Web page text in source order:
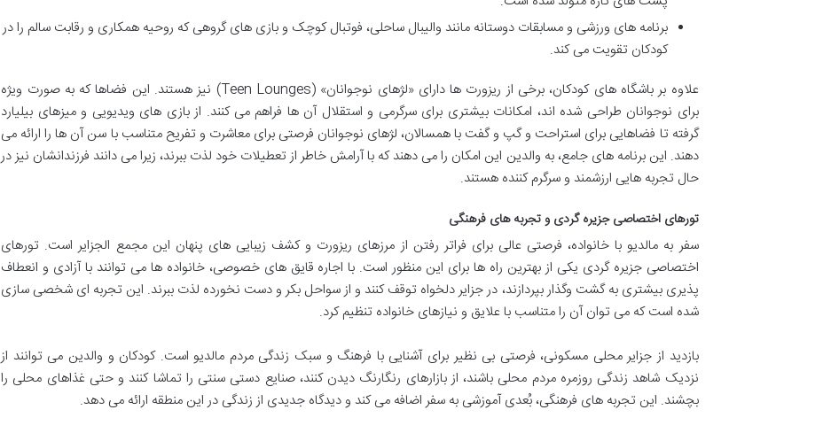
برنامه های ورزشی و مسابقات دوستانه مانند والیبال ساحلی، فوتبال کوچک و بازی های گروهی که روحیه همکاری و رقابت سالم را در
کودکان تقویت می کند.
علاوه بر باشگاه های کودکان، برخی از ریزورت ها دارای «لژهای نوجوانان» (Teen Lounges) نیز هستند. این فضاها که به صورت ویژه
برای نوجوانان طراحی شده اند، امکانات بیشتری برای سرگرمی و استقلال آن ها فراهم می کنند. از بازی های ویدیویی و میزهای بیلیارد
گرفته تا فضاهایی برای استراحت و گپ و گفت با همسالان، لژهای نوجوانان فرصتی برای معاشرت و تفریح متناسب با سن آن ها را ارائه می
دهند. این برنامه های جامع، به والدین این امکان را می دهند که با آرامش خاطر از تعطیلات خود لذت ببرند، زیرا می دانند فرزندانشان نیز در
حال تجربه هایی ارزشمند و سرگرم کننده هستند.
تورهای اختصاصی جزیره گردی و تجربه های فرهنگی
سفر به مالدیو با خانواده، فرصتی عالی برای فراتر رفتن از مرزهای ریزورت و کشف زیبایی های پنهان این مجمع الجزایر است. تورهای
اختصاصی جزیره گردی یکی از بهترین راه ها برای این منظور است. با اجاره قایق های خصوصی، خانواده ها می توانند با آزادی و انعطاف
پذیری بیشتری به گشت وگذار بپردازند، در جزایر دلخواه توقف کنند و از سواحل بکر و دست نخورده لذت ببرند. این تجربه ای شخصی سازی
شده است که می توان آن را متناسب با علایق و نیازهای خانواده تنظیم کرد.
بازدید از جزایر محلی مسکونی، فرصتی بی نظیر برای آشنایی با فرهنگ و سبک زندگی مردم مالدیو است. کودکان و والدین می توانند از
نزدیک شاهد زندگی روزمره مردم محلی باشند، از بازارهای رنگارنگ دیدن کنند، صنایع دستی سنتی را تماشا کنند و حتی غذاهای محلی را
بچشند. این تجربه های فرهنگی، بُعدی آموزشی به سفر اضافه می کند و دیدگاه جدیدی از زندگی در این منطقه ارائه می دهد.